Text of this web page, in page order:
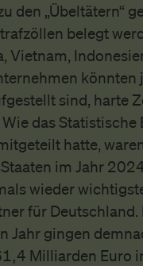
den „Übeltätern“
belegt
Vietnam,
könnten
sind, harte
das Statistische
hatte,
im Jahr
wieder
für Deutschland.
Jahr gingen
Milliarden Euro